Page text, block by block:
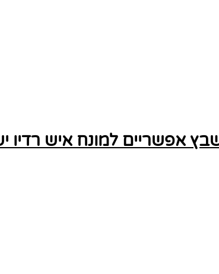
אפשריים למונח איש רדיו